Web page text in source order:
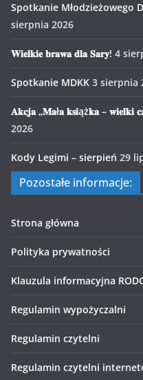
Spotkanie Młodzieżowego
sierpnia 2026
𝐖𝐢𝐞𝐥𝐤𝐢𝐞 𝐛𝐫𝐚𝐰𝐚 𝐝𝐥𝐚 𝐒𝐚𝐫𝐲! 4
Spotkanie MDKK 3 sierpnia
𝐀𝐤𝐜𝐣𝐚 „𝐌𝐚ł𝐚 𝐤𝐬𝐢ąż𝐤𝐚 – 𝐰𝐢𝐞𝐥𝐤𝐢
2026
Kody Legimi – sierpień 29
Pozostałe informacje:
Strona główna
Polityka prywatności
Klauzula informacyjna
Regulamin wypożyczalni
Regulamin czytelni
Regulamin czytelni